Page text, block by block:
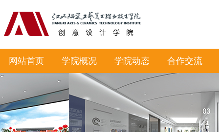
网站首页 学院概况 学院动态 合作交流